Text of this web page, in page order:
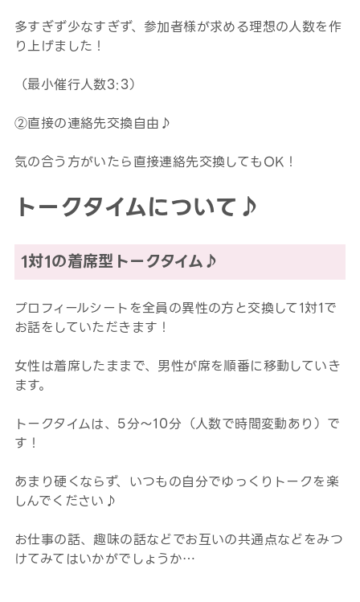
多すぎず少なすぎず、参加者様が求める理想の人数を作
り上げました！
（最小催行人数3:3）
②直接の連絡先交換自由♪
気の合う方がいたら直接連絡先交換してもOK！
トークタイムについて♪
1対1の着席型トークタイム♪
プロフィールシートを全員の異性の方と交換して1対1で
お話をしていただきます！
女性は着席したままで、男性が席を順番に移動していき
ます。
トークタイムは、5分～10分（人数で時間変動あり）で
す！
あまり硬くならず、いつもの自分でゆっくりトークを楽
しんでください♪
お仕事の話、趣味の話などでお互いの共通点などをみつ
けてみてはいかがでしょうか…